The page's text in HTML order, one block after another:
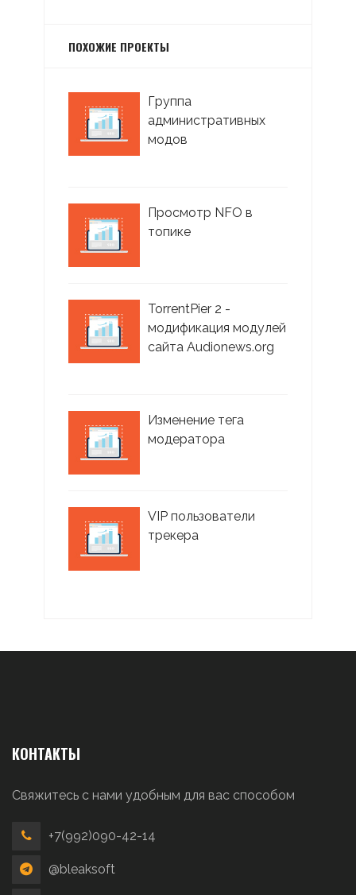
ПОХОЖИЕ ПРОЕКТЫ
Группа
административных
модов
Просмотр NFO в
топике
TorrentPier 2 -
модификация модулей
сайта Audionews.org
Изменение тега
модератора
VIP пользователи
трекера
КОНТАКТЫ
Свяжитесь с нами удобным для вас способом
+7(992)090-42-14
@bleaksoft